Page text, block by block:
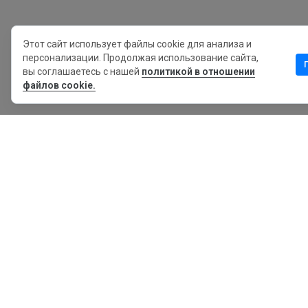
Этот сайт использует файлы cookie для анализа и
персонализации. Продолжая использование сайта,
вы соглашаетесь с нашей политикой в отношении
файлов cookie.